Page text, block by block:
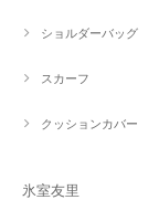
ショルダーバッグ
スカーフ
クッションカバー
氷室友里